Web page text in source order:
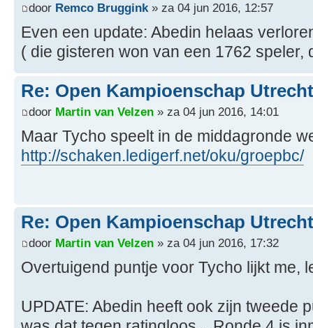
door Remco Bruggink» za 04 jun 2016, 12:57
Even een update: Abedin helaas
( die gisteren won van een 1762 speler,
Re: Open Kampioenschap
door Martin van Velzen » za 04 jun 2016, 14:01
Maar Tycho speelt in de middagronde
http://schaken.ledigerf.net/oku/groepbc/
Re: Open Kampioenschap
door Martin van Velzen » za 04 jun 2016, 17:32
Overtuigend puntje voor Tycho lijkt me,
UPDATE: Abedin heeft ook zijn tweede